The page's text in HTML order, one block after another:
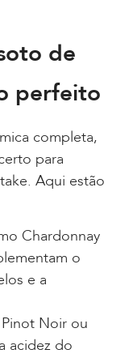
de
perfeito
completa,
para
Aqui estão
Chardonnay
o
e a
Noir ou
acidez do